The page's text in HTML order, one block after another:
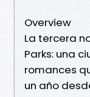
Overview
La tercera
Parks: una
romances
un año